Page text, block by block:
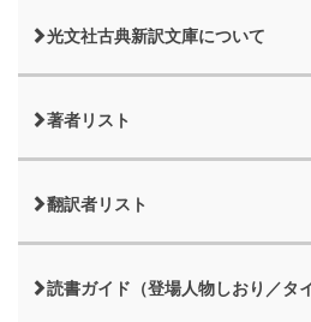
光文社古典新訳文庫について
著者リスト
翻訳者リスト
読書ガイド（登場人物しおり／タ